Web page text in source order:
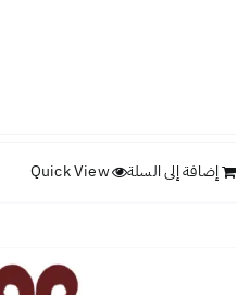
إضافة إلى السلة Quick View